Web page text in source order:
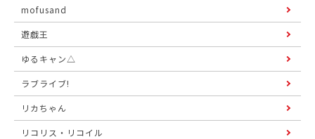
mofusand
遊戯王
ゆるキャン△
ラブライブ!
リカちゃん
リコリス・リコイル